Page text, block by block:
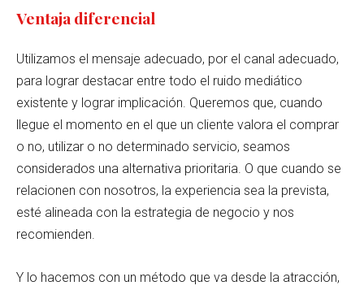
Ventaja diferencial
Utilizamos el mensaje adecuado, por el canal adecuado,
para lograr destacar entre todo el ruido mediático
existente y lograr implicación. Queremos que, cuando
llegue el momento en el que un cliente valora el comprar
o no, utilizar o no determinado servicio, seamos
considerados una alternativa prioritaria. O que cuando se
relacionen con nosotros, la experiencia sea la prevista,
esté alineada con la estrategia de negocio y nos
recomienden.
Y lo hacemos con un método que va desde la atracción,